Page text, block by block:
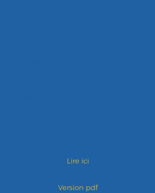
Lire ici
Version pdf